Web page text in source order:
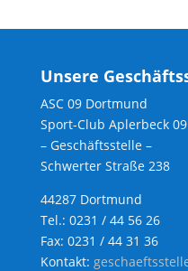
Unsere
ASC 09 Dortmund
Sport-Club Aplerbeck 09
– Geschäftsstelle –
Schwerter Straße 238
44287 Dortmund
Tel.: 0231 / 44 56 26
Fax: 0231 / 44 31 36
Kontakt: